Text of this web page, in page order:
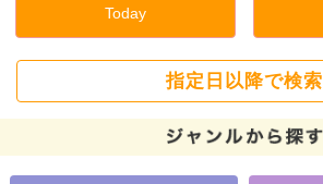
Today
指定日以降で検索